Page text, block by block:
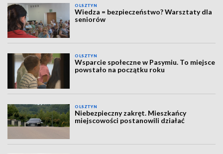
OLSZTYN
Wiedza = bezpieczeństwo? Warsztaty dla
seniorów
OLSZTYN
Wsparcie społeczne w Pasymiu. To miejsce
powstało na początku roku
OLSZTYN
Niebezpieczny zakręt. Mieszkańcy
miejscowości postanowili działać